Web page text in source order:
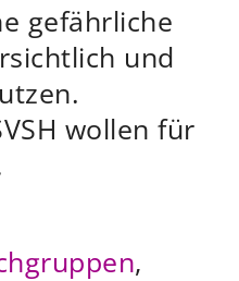
gefährliche
und
wollen für
,